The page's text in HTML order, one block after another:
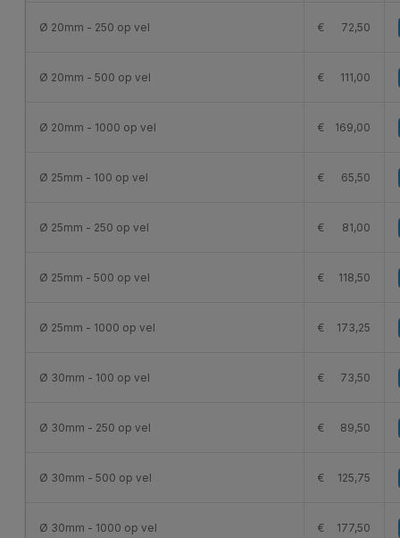
Ø 20mm - 250 op vel € 72,50
Ø 20mm - 500 op vel € 111,00
Ø 20mm - 1000 op vel € 169,00
Ø 25mm - 100 op vel € 65,50
Ø 25mm - 250 op vel € 81,00
Ø 25mm - 500 op vel € 118,50
Ø 25mm - 1000 op vel € 173,25
Ø 30mm - 100 op vel € 73,50
Ø 30mm - 250 op vel € 89,50
Ø 30mm - 500 op vel € 125,75
Ø 30mm - 1000 op vel € 177,50